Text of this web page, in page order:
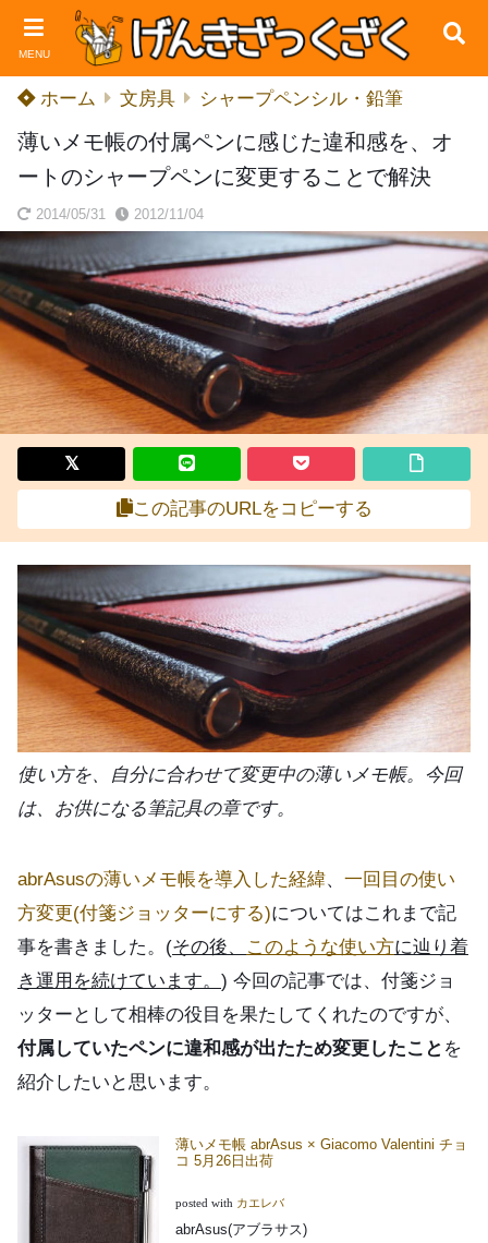
MENU
ホーム 文房具 シャープペンシル・鉛筆
薄いメモ帳の付属ペンに感じた違和感を、オ
ートのシャープペンに変更することで解決
2014/05/31 2012/11/04
この記事のURLをコピーする
使い方を、自分に合わせて変更中の薄いメモ帳。今回
は、お供になる筆記具の章です。
abrAsusの薄いメモ帳を導入した経緯、 一回目の使い
方変更(付箋ジョッターにする)についてはこれまで記
事を書きました。(その後、 このような使い方に辿り着
き運用を続けています。 ) 今回の記事では、付箋ジョ
ッターとして相棒の役目を果たしてくれたのですが、
付属していたペンに違和感が出たため変更したこと を
紹介したいと思います。
薄いメモ帳 abrAsus × Giacomo Valentini チョ
コ 5月26日出荷
posted with カエレバ
abrAsus(アブラサス)